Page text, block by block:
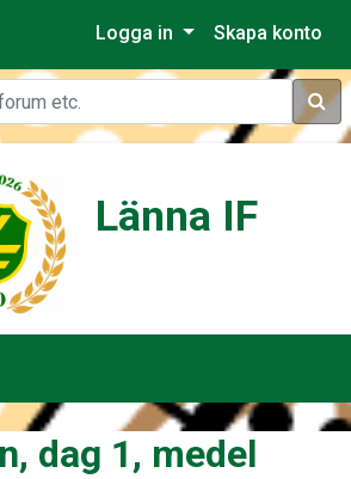
Logga in Skapa konto
Sök
Länna IF
dag 1, medel